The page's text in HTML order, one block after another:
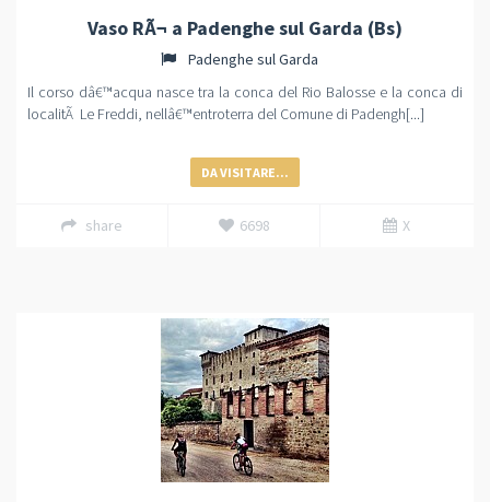
Vaso RÃ¬ a Padenghe sul Garda (Bs)
Padenghe sul Garda
Il corso dâ€™acqua nasce tra la conca del Rio Balosse e la conca di
localitÃ Le Freddi, nellâ€™entroterra del Comune di Padengh[...]
DA VISITARE...
share 6698 X